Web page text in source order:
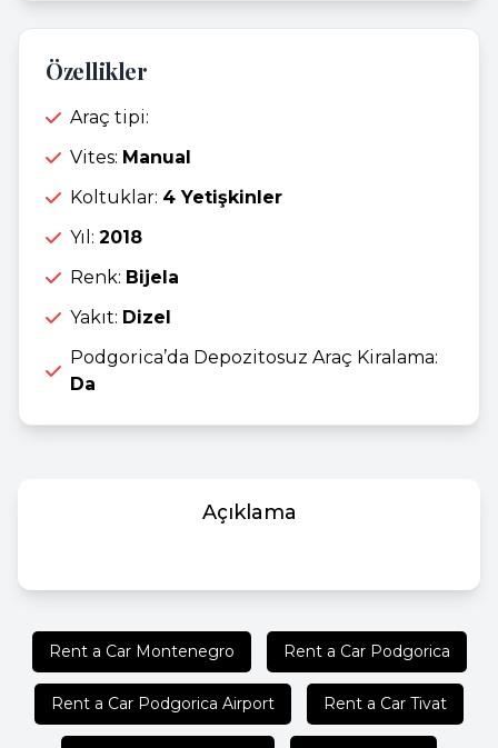
Özellikler
Araç tipi:
Vites: Manual
Koltuklar: 4 Yetişkinler
Yıl: 2018
Renk: Bijela
Yakıt: Dizel
Podgorica’da Depozitosuz Araç Kiralama:
Da
Açıklama
Rent a Car Montenegro Rent a Car Podgorica
Rent a Car Podgorica Airport Rent a Car Tivat